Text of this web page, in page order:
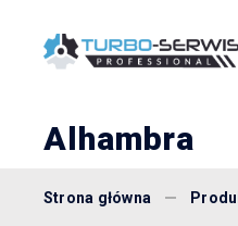
Alhambra
Strona główna